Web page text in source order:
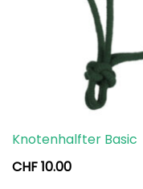
Knotenhalfter Basic
CHF10.00